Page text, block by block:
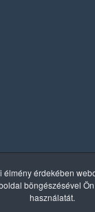
élmény érdekében
böngészésével
használatát.